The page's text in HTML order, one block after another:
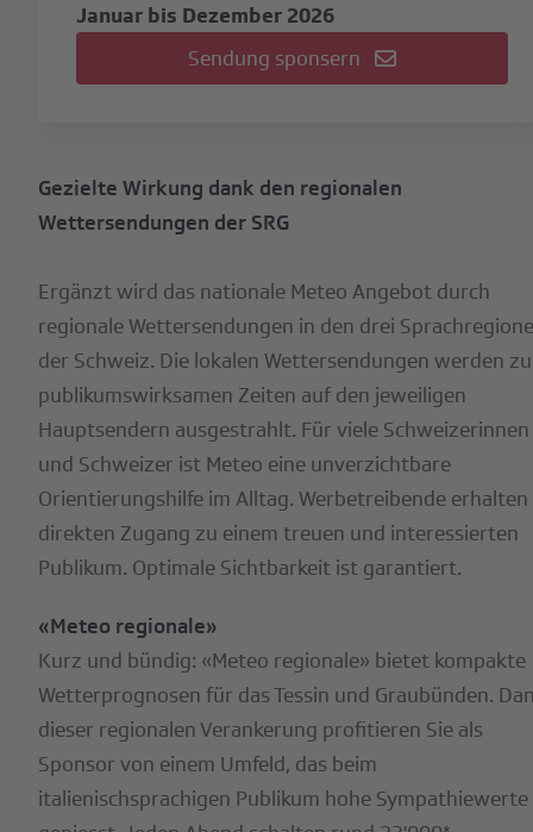
Januar bis Dezember 2026
Sendung sponsern
Gezielte Wirkung dank den regionalen
Wettersendungen der SRG
Ergänzt wird das nationale Meteo Angebot durch
regionale Wettersendungen in den drei
der Schweiz. Die lokalen Wettersendungen werden zu
publikumswirksamen Zeiten auf den jeweiligen
Hauptsendern ausgestrahlt. Für viele Schweizerinnen
und Schweizer ist Meteo eine unverzichtbare
Orientierungshilfe im Alltag. Werbetreibende erhalten
direkten Zugang zu einem treuen und interessierten
Publikum. Optimale Sichtbarkeit ist garantiert.
«Meteo regionale»
Kurz und bündig: «Meteo regionale» bietet kompakte
Wetterprognosen für das Tessin und Graubünden.
dieser regionalen Verankerung profitieren Sie als
Sponsor von einem Umfeld, das beim
italienischsprachigen Publikum hohe Sympathiewerte